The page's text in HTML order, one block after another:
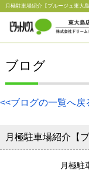
ブログ
<<ブログの一覧へ戻
月極駐車場紹介【
月極駐